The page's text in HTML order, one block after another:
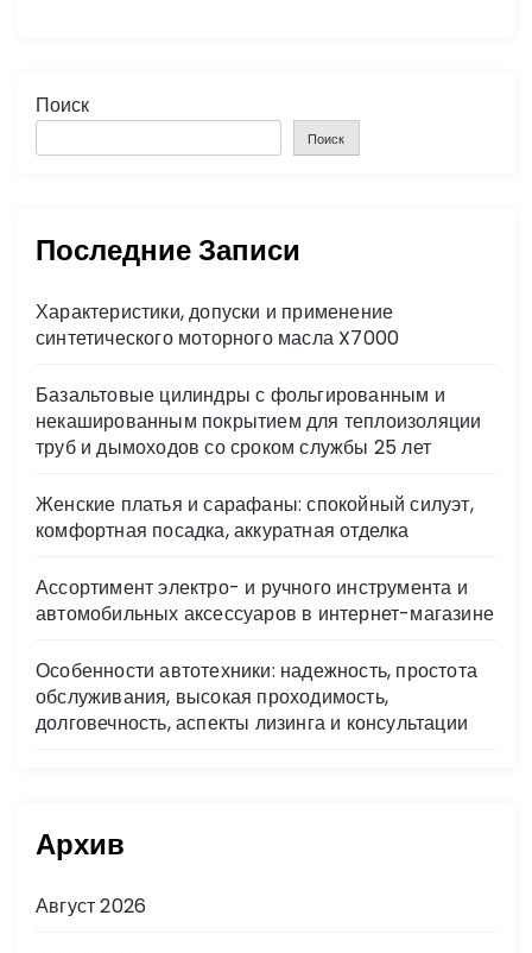
Поиск
Поиск
Последние Записи
Характеристики, допуски и применение
синтетического моторного масла X7000
Базальтовые цилиндры с фольгированным и
некашированным покрытием для теплоизоляции
труб и дымоходов со сроком службы 25 лет
Женские платья и сарафаны: спокойный силуэт,
комфортная посадка, аккуратная отделка
Ассортимент электро- и ручного инструмента и
автомобильных аксессуаров в интернет-магазине
Особенности автотехники: надежность, простота
обслуживания, высокая проходимость,
долговечность, аспекты лизинга и консультации
Архив
Август 2026